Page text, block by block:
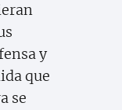
y
que
se